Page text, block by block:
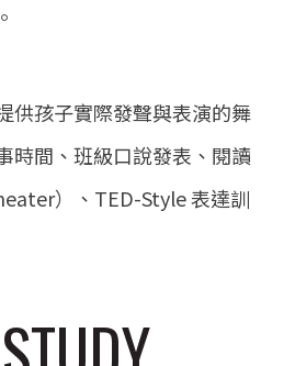
供孩子實際發聲與表演的舞
時間、班級口說發表、閱讀
）、TED-Style 表達訓